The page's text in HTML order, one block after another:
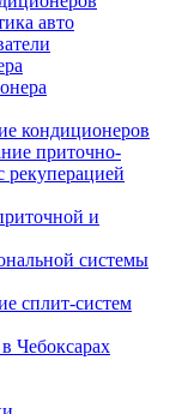
авто
кондиционеров
приточно-
и
системы
сплит-систем
Чебоксарах